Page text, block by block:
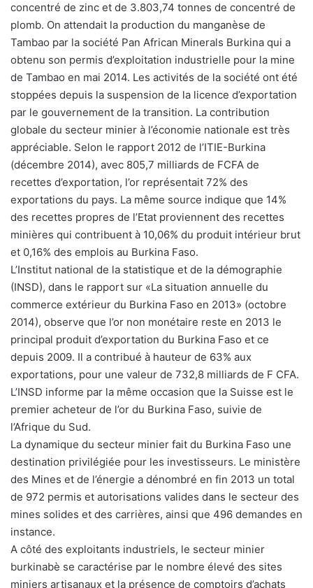
concentré de zinc et de 3.803,74 tonnes de concentré de
plomb. On attendait la production du manganèse de
Tambao par la société Pan African Minerals Burkina qui a
obtenu son permis d’exploitation industrielle pour la mine
de Tambao en mai 2014. Les activités de la société ont été
stoppées depuis la suspension de la licence d’exportation
par le gouvernement de la transition. La contribution
globale du secteur minier à l’économie nationale est très
appréciable. Selon le rapport 2012 de l’ITIE-Burkina
(décembre 2014), avec 805,7 milliards de FCFA de
recettes d’exportation, l’or représentait 72% des
exportations du pays. La même source indique que 14%
des recettes propres de l’Etat proviennent des recettes
minières qui contribuent à 10,06% du produit intérieur brut
et 0,16% des emplois au Burkina Faso.
L’Institut national de la statistique et de la démographie
(INSD), dans le rapport sur «La situation annuelle du
commerce extérieur du Burkina Faso en 2013» (octobre
2014), observe que l’or non monétaire reste en 2013 le
principal produit d’exportation du Burkina Faso et ce
depuis 2009. Il a contribué à hauteur de 63% aux
exportations, pour une valeur de 732,8 milliards de F CFA.
L’INSD informe par la même occasion que la Suisse est le
premier acheteur de l’or du Burkina Faso, suivie de
l’Afrique du Sud.
La dynamique du secteur minier fait du Burkina Faso une
destination privilégiée pour les investisseurs. Le ministère
des Mines et de l’énergie a dénombré en fin 2013 un total
de 972 permis et autorisations valides dans le secteur des
mines solides et des carrières, ainsi que 496 demandes en
instance.
A côté des exploitants industriels, le secteur minier
burkinabè se caractérise par le nombre élevé des sites
miniers artisanaux et la présence de comptoirs d’achats